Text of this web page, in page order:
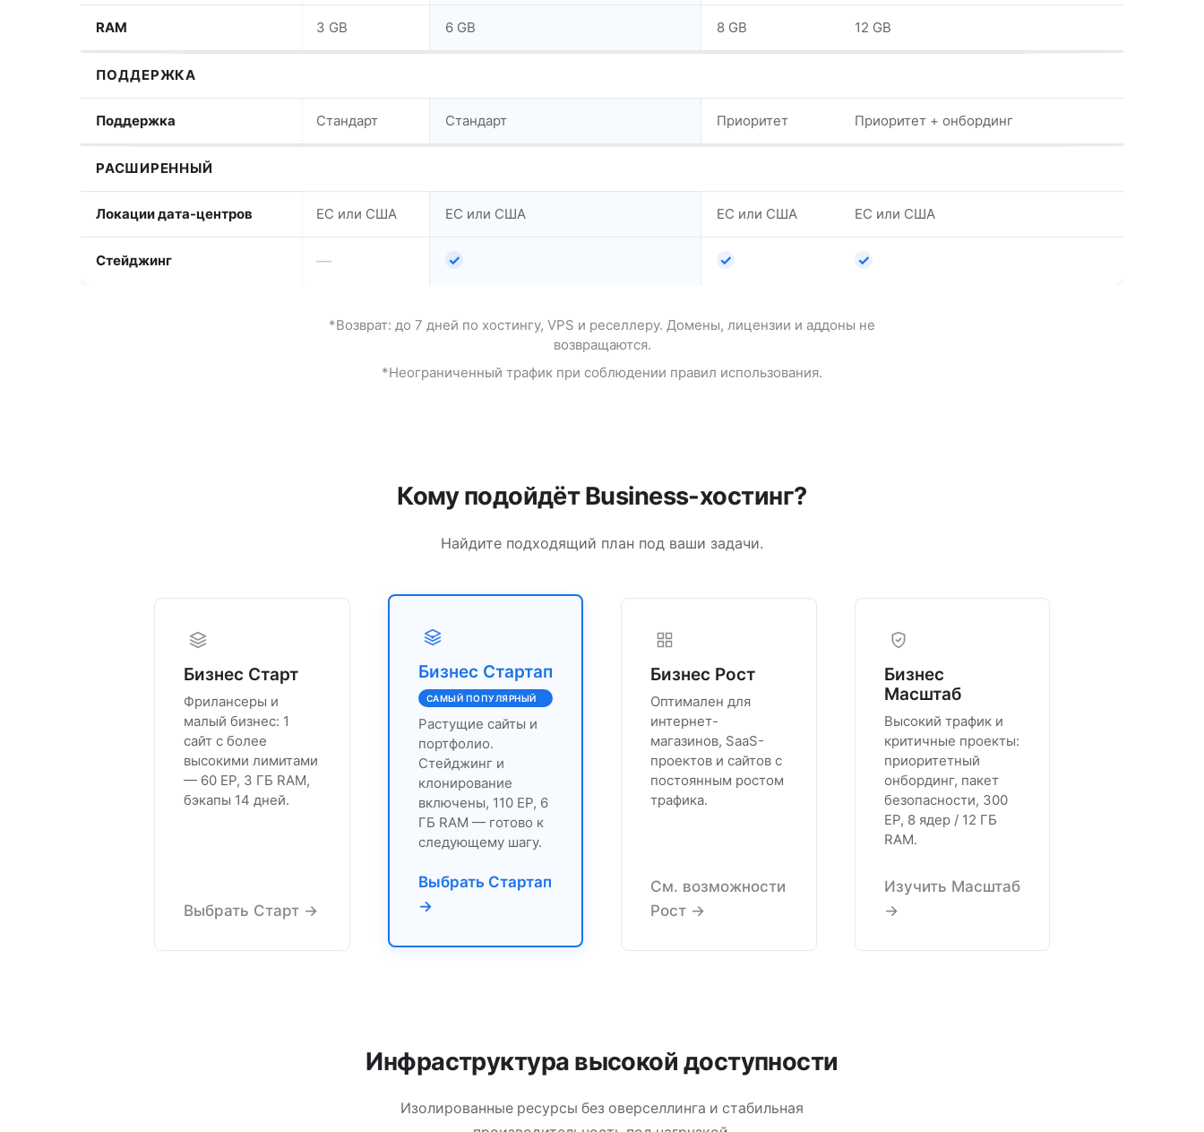
RAM 3 GB 6 GB 8 GB 12 GB
ПОДДЕРЖКА
Поддержка Стандарт Стандарт Приоритет Приоритет + онбординг
РАСШИРЕННЫЙ
Локации дата-центров ЕС или США ЕС или США ЕС или США ЕС или США
Стейджинг — ✓ ✓ ✓
*Возврат: до 7 дней по хостингу, VPS и реселлеру. Домены, лицензии и аддоны не
возвращаются.
*Неограниченный трафик при соблюдении правил использования.
Кому подойдёт Business-хостинг?
Найдите подходящий план под ваши задачи.
Бизнес Старт
Фрилансеры и
малый бизнес: 1
сайт с более
высокими лимитами
— 60 EP, 3 ГБ RAM,
бэкапы 14 дней.
Выбрать Старт →
Бизнес Стартап
САМЫЙ ПОПУЛЯРНЫЙ
Растущие сайты и
портфолио.
Стейджинг и
клонирование
включены, 110 EP, 6
ГБ RAM — готово к
следующему шагу.
Выбрать Стартап
→
Бизнес Рост
Оптимален для
интернет-
магазинов, SaaS-
проектов и сайтов с
постоянным ростом
трафика.
См. возможности
Рост →
Бизнес
Масштаб
Высокий трафик и
критичные проекты:
приоритетный
онбординг, пакет
безопасности, 300
EP, 8 ядер / 12 ГБ
RAM.
Изучить Масштаб
→
Инфраструктура высокой доступности
Изолированные ресурсы без оверселлинга и стабильная